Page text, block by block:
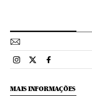
Esportes El País
Esportes El País
Esportes El
MAIS INFORMAÇÕES